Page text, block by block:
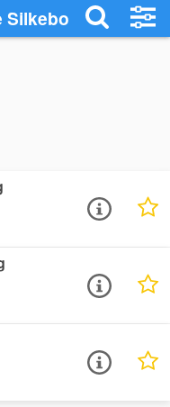
- Ouça